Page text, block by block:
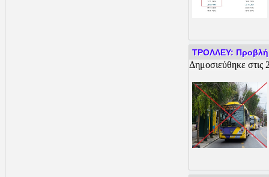
ΤΡΟΛΛΕΥ:
Δημοσιεύθηκε στις